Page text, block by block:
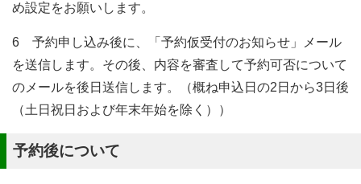
め設定をお願いします。
6 予約申し込み後に、「予約仮受付のお知らせ」メール
を送信します。その後、内容を審査して予約可否について
のメールを後日送信します。（概ね申込日の2日から3日後
（土日祝日および年末年始を除く））
予約後について